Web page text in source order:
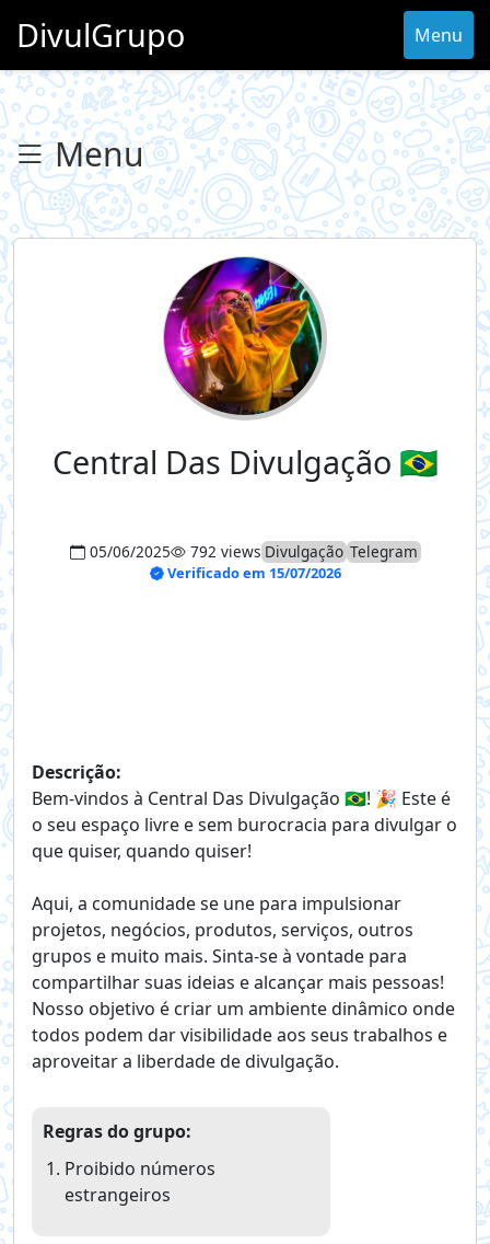
DivulGrupo Menu
Menu
Central Das Divulgação 🇧🇷
05/06/2025 792 views Divulgação Telegram
Verificado em 15/07/2026
Descrição:
Bem-vindos à Central Das Divulgação 🇧🇷! 🎉 Este é
o seu espaço livre e sem burocracia para divulgar o
que quiser, quando quiser!
Aqui, a comunidade se une para impulsionar
projetos, negócios, produtos, serviços, outros
grupos e muito mais. Sinta-se à vontade para
compartilhar suas ideias e alcançar mais pessoas!
Nosso objetivo é criar um ambiente dinâmico onde
todos podem dar visibilidade aos seus trabalhos e
aproveitar a liberdade de divulgação.
Regras do grupo:
Proibido números
estrangeiros